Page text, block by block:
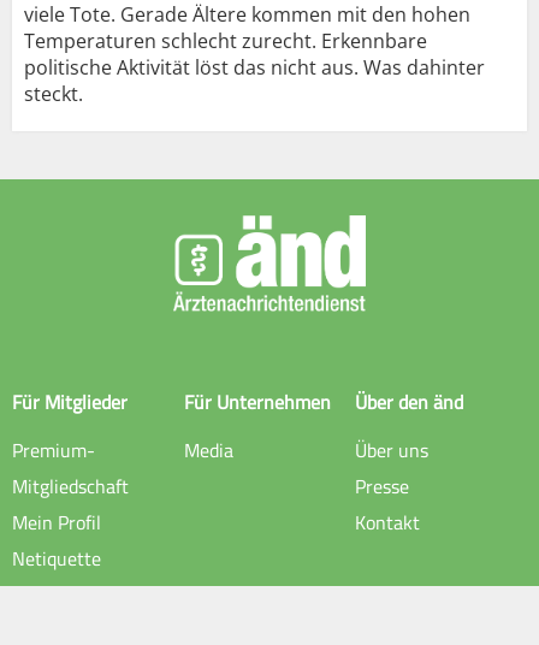
viele Tote. Gerade Ältere kommen mit den hohen
Temperaturen schlecht zurecht. Erkennbare
politische Aktivität löst das nicht aus. Was dahinter
steckt.
Für Mitglieder
Premium-
Mitgliedschaft
Mein Profil
Netiquette
Für Unternehmen
Media
Über den änd
Über uns
Presse
Kontakt
Rechtliche Hinweise